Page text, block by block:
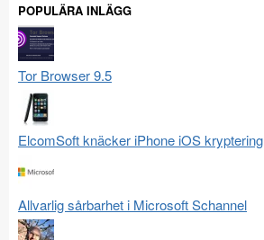
POPULÄRA INLÄGG
Tor Browser 9.5
ElcomSoft knäcker iPhone iOS kryptering
Allvarlig sårbarhet i Microsoft Schannel